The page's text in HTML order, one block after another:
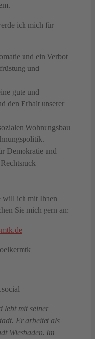
ich mich für
und ein Verbot
und
gute und
den Erhalt unserer
Wohnungsbau
Demokratie und
will ich mit Ihnen
Sie mich gern an:
lebt mit seiner
Er arbeitet als
Wiesbaden. Im